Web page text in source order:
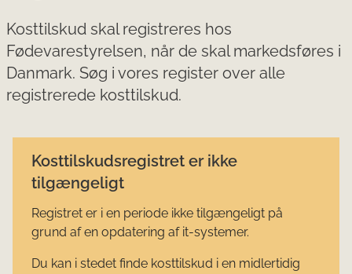
Kosttilskud skal registreres hos
Fødevarestyrelsen, når de skal markedsføres i
Danmark. Søg i vores register over alle
registrerede kosttilskud.
Kosttilskudsregistret er ikke
tilgængeligt
Registret er i en periode ikke tilgængeligt på
grund af en opdatering af it-systemer.
Du kan i stedet finde kosttilskud i en midlertidig